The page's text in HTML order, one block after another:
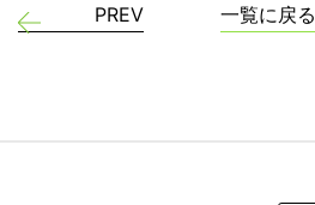
PREV 一覧に戻る